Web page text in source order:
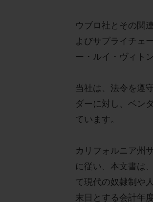
ウブロ社とその関
よびサプライチェ
ー・ルイ・ヴィト
当社は、法令を遵
ダーに対し、ベン
ています。
カリフォルニア州
に従い、本文書は
て現代の奴隷制や
末日とする会計年
特別なサー